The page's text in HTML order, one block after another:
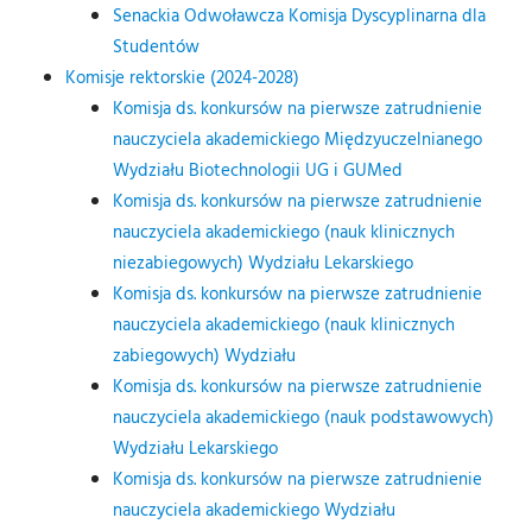
Senackia Odwoławcza Komisja Dyscyplinarna dla
Studentów
Komisje rektorskie (2024-2028)
Komisja ds. konkursów na pierwsze zatrudnienie
nauczyciela akademickiego Międzyuczelnianego
Wydziału Biotechnologii UG i GUMed
Komisja ds. konkursów na pierwsze zatrudnienie
nauczyciela akademickiego (nauk klinicznych
niezabiegowych) Wydziału Lekarskiego
Komisja ds. konkursów na pierwsze zatrudnienie
nauczyciela akademickiego (nauk klinicznych
zabiegowych) Wydziału
Komisja ds. konkursów na pierwsze zatrudnienie
nauczyciela akademickiego (nauk podstawowych)
Wydziału Lekarskiego
Komisja ds. konkursów na pierwsze zatrudnienie
nauczyciela akademickiego Wydziału